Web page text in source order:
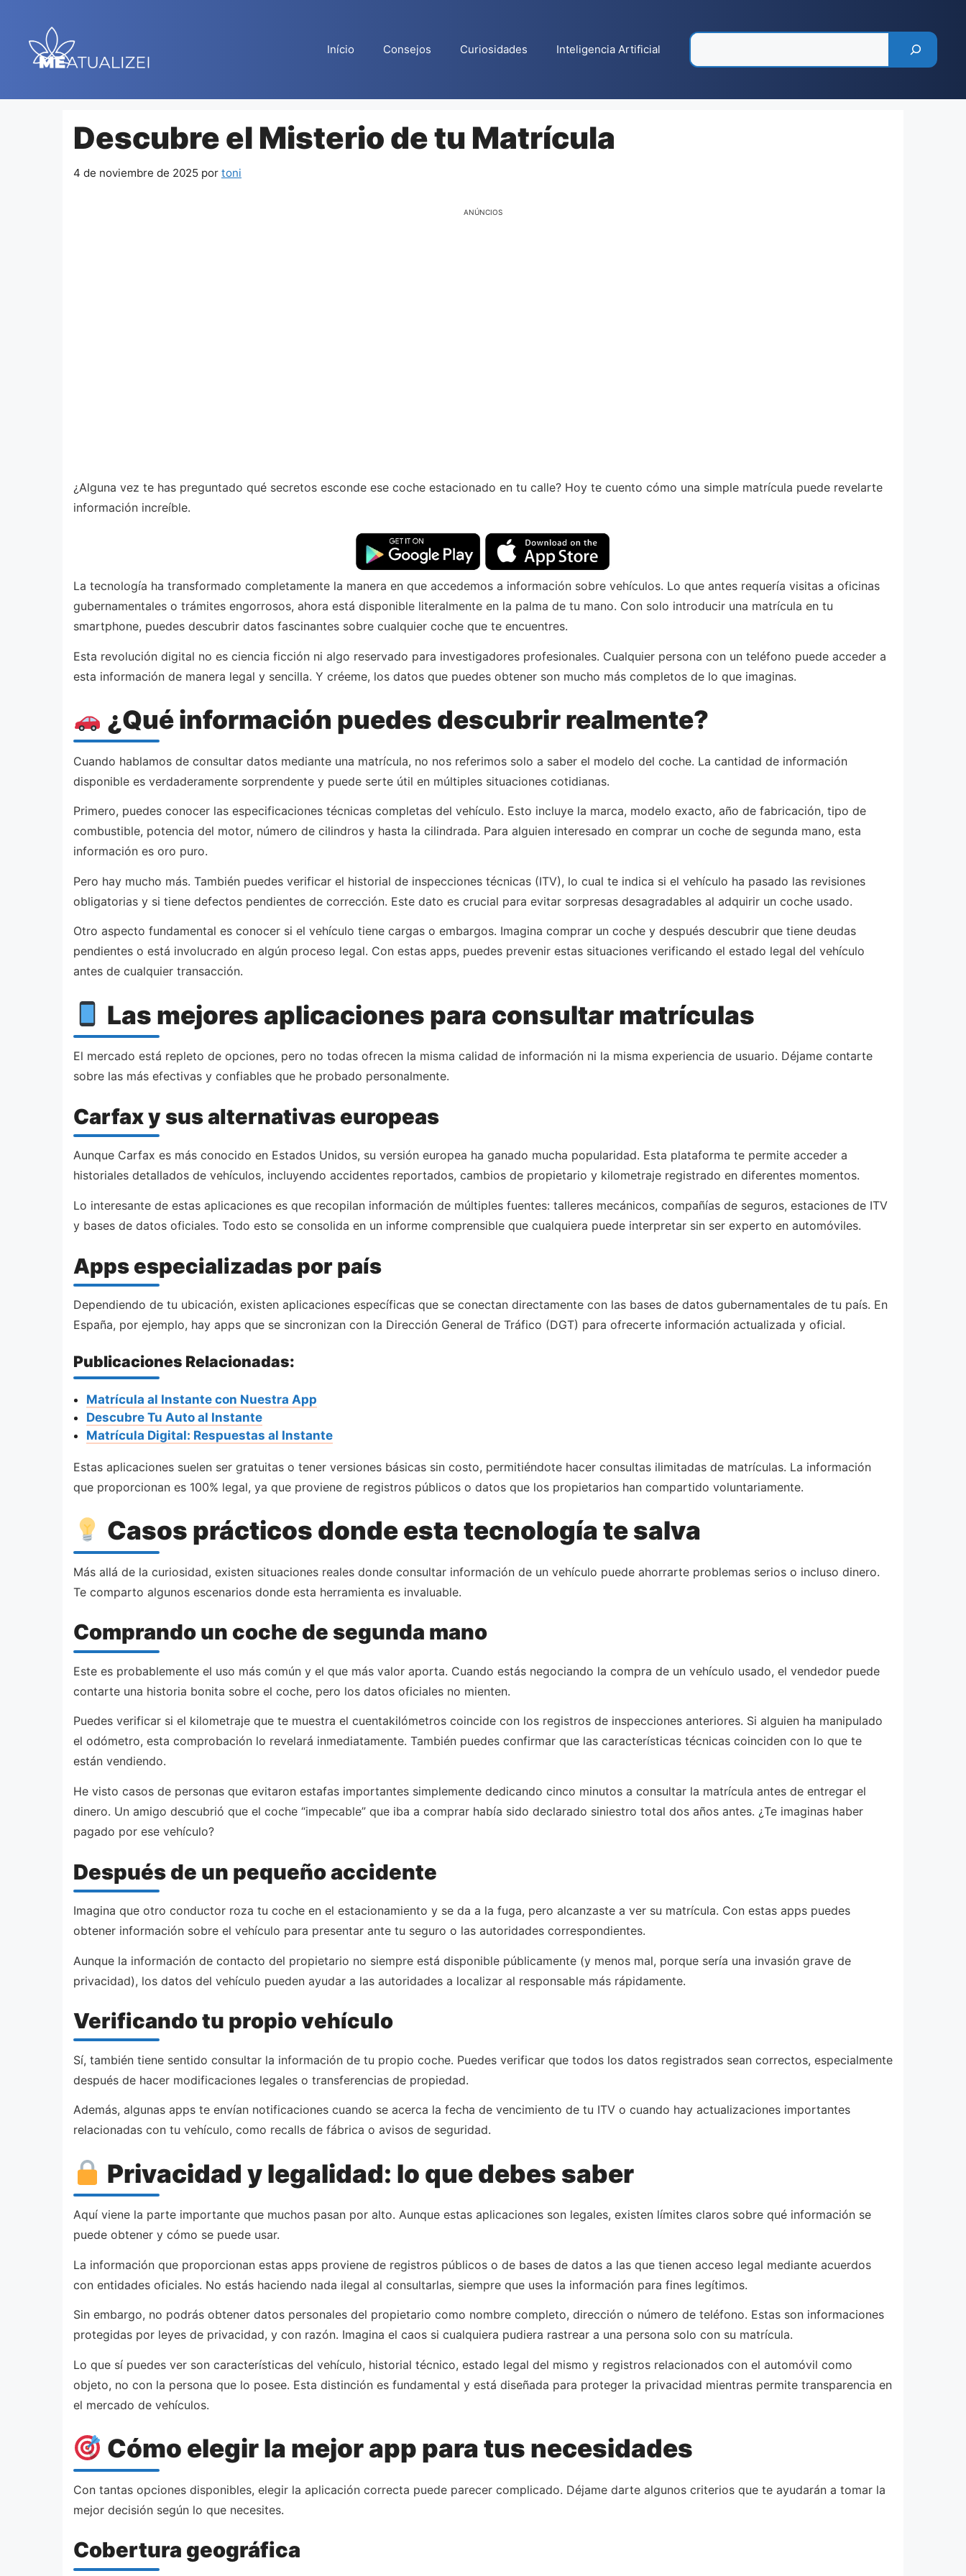
contenido
Início Consejos Curiosidades Inteligencia Artificial
Descubre el Misterio de tu Matrícula
4 de noviembre de 2025 por toni
ANÚNCIOS
¿Alguna vez te has preguntado qué secretos esconde ese coche estacionado en tu calle? Hoy te cuento cómo una simple matrícula puede revelarte
información increíble.
La tecnología ha transformado completamente la manera en que accedemos a información sobre vehículos. Lo que antes requería visitas a oficinas
gubernamentales o trámites engorrosos, ahora está disponible literalmente en la palma de tu mano. Con solo introducir una matrícula en tu
smartphone, puedes descubrir datos fascinantes sobre cualquier coche que te encuentres.
Esta revolución digital no es ciencia ficción ni algo reservado para investigadores profesionales. Cualquier persona con un teléfono puede acceder a
esta información de manera legal y sencilla. Y créeme, los datos que puedes obtener son mucho más completos de lo que imaginas.
¿Qué información puedes descubrir realmente?
Cuando hablamos de consultar datos mediante una matrícula, no nos referimos solo a saber el modelo del coche. La cantidad de información
disponible es verdaderamente sorprendente y puede serte útil en múltiples situaciones cotidianas.
Primero, puedes conocer las especificaciones técnicas completas del vehículo. Esto incluye la marca, modelo exacto, año de fabricación, tipo de
combustible, potencia del motor, número de cilindros y hasta la cilindrada. Para alguien interesado en comprar un coche de segunda mano, esta
información es oro puro.
Pero hay mucho más. También puedes verificar el historial de inspecciones técnicas (ITV), lo cual te indica si el vehículo ha pasado las revisiones
obligatorias y si tiene defectos pendientes de corrección. Este dato es crucial para evitar sorpresas desagradables al adquirir un coche usado.
Otro aspecto fundamental es conocer si el vehículo tiene cargas o embargos. Imagina comprar un coche y después descubrir que tiene deudas
pendientes o está involucrado en algún proceso legal. Con estas apps, puedes prevenir estas situaciones verificando el estado legal del vehículo
antes de cualquier transacción.
Las mejores aplicaciones para consultar matrículas
El mercado está repleto de opciones, pero no todas ofrecen la misma calidad de información ni la misma experiencia de usuario. Déjame contarte
sobre las más efectivas y confiables que he probado personalmente.
Carfax y sus alternativas europeas
Aunque Carfax es más conocido en Estados Unidos, su versión europea ha ganado mucha popularidad. Esta plataforma te permite acceder a
historiales detallados de vehículos, incluyendo accidentes reportados, cambios de propietario y kilometraje registrado en diferentes momentos.
Lo interesante de estas aplicaciones es que recopilan información de múltiples fuentes: talleres mecánicos, compañías de seguros, estaciones de ITV
y bases de datos oficiales. Todo esto se consolida en un informe comprensible que cualquiera puede interpretar sin ser experto en automóviles.
Apps especializadas por país
Dependiendo de tu ubicación, existen aplicaciones específicas que se conectan directamente con las bases de datos gubernamentales de tu país. En
España, por ejemplo, hay apps que se sincronizan con la Dirección General de Tráfico (DGT) para ofrecerte información actualizada y oficial.
Publicaciones Relacionadas:
Matrícula al Instante con Nuestra App
Descubre Tu Auto al Instante
Matrícula Digital: Respuestas al Instante
Estas aplicaciones suelen ser gratuitas o tener versiones básicas sin costo, permitiéndote hacer consultas ilimitadas de matrículas. La información
que proporcionan es 100% legal, ya que proviene de registros públicos o datos que los propietarios han compartido voluntariamente.
Casos prácticos donde esta tecnología te salva
Más allá de la curiosidad, existen situaciones reales donde consultar información de un vehículo puede ahorrarte problemas serios o incluso dinero.
Te comparto algunos escenarios donde esta herramienta es invaluable.
Comprando un coche de segunda mano
Este es probablemente el uso más común y el que más valor aporta. Cuando estás negociando la compra de un vehículo usado, el vendedor puede
contarte una historia bonita sobre el coche, pero los datos oficiales no mienten.
Puedes verificar si el kilometraje que te muestra el cuentakilómetros coincide con los registros de inspecciones anteriores. Si alguien ha manipulado
el odómetro, esta comprobación lo revelará inmediatamente. También puedes confirmar que las características técnicas coinciden con lo que te
están vendiendo.
He visto casos de personas que evitaron estafas importantes simplemente dedicando cinco minutos a consultar la matrícula antes de entregar el
dinero. Un amigo descubrió que el coche “impecable” que iba a comprar había sido declarado siniestro total dos años antes. ¿Te imaginas haber
pagado por ese vehículo?
Después de un pequeño accidente
Imagina que otro conductor roza tu coche en el estacionamiento y se da a la fuga, pero alcanzaste a ver su matrícula. Con estas apps puedes
obtener información sobre el vehículo para presentar ante tu seguro o las autoridades correspondientes.
Aunque la información de contacto del propietario no siempre está disponible públicamente (y menos mal, porque sería una invasión grave de
privacidad), los datos del vehículo pueden ayudar a las autoridades a localizar al responsable más rápidamente.
Verificando tu propio vehículo
Sí, también tiene sentido consultar la información de tu propio coche. Puedes verificar que todos los datos registrados sean correctos, especialmente
después de hacer modificaciones legales o transferencias de propiedad.
Además, algunas apps te envían notificaciones cuando se acerca la fecha de vencimiento de tu ITV o cuando hay actualizaciones importantes
relacionadas con tu vehículo, como recalls de fábrica o avisos de seguridad.
Privacidad y legalidad: lo que debes saber
Aquí viene la parte importante que muchos pasan por alto. Aunque estas aplicaciones son legales, existen límites claros sobre qué información se
puede obtener y cómo se puede usar.
La información que proporcionan estas apps proviene de registros públicos o de bases de datos a las que tienen acceso legal mediante acuerdos
con entidades oficiales. No estás haciendo nada ilegal al consultarlas, siempre que uses la información para fines legítimos.
Sin embargo, no podrás obtener datos personales del propietario como nombre completo, dirección o número de teléfono. Estas son informaciones
protegidas por leyes de privacidad, y con razón. Imagina el caos si cualquiera pudiera rastrear a una persona solo con su matrícula.
Lo que sí puedes ver son características del vehículo, historial técnico, estado legal del mismo y registros relacionados con el automóvil como
objeto, no con la persona que lo posee. Esta distinción es fundamental y está diseñada para proteger la privacidad mientras permite transparencia en
el mercado de vehículos.
Cómo elegir la mejor app para tus necesidades
Con tantas opciones disponibles, elegir la aplicación correcta puede parecer complicado. Déjame darte algunos criterios que te ayudarán a tomar la
mejor decisión según lo que necesites.
Cobertura geográfica